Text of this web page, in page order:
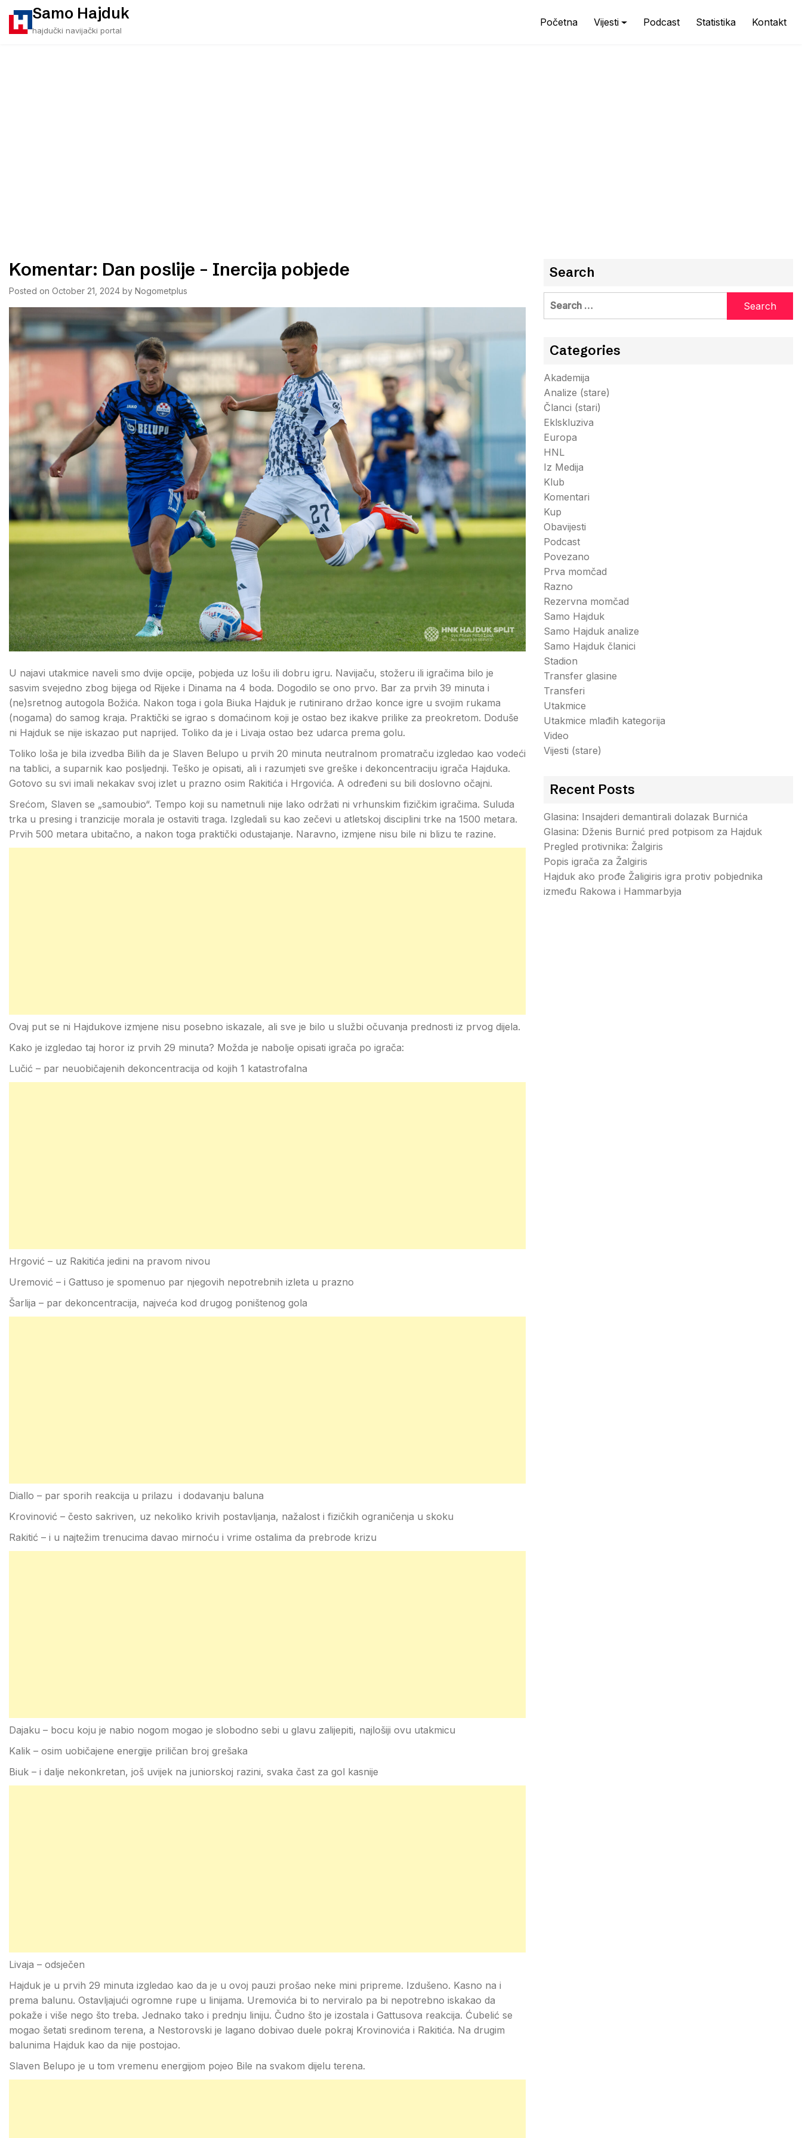
content
Samo Hajduk
hajdučki navijački portal
Početna Vijesti Podcast Statistika Kontakt
Komentar: Dan poslije – Inercija pobjede
Posted on October 21, 2024 by Nogometplus
U najavi utakmice naveli smo dvije opcije, pobjeda uz lošu ili dobru igru. Navijaču, stožeru ili igračima bilo je
sasvim svejedno zbog bijega od Rijeke i Dinama na 4 boda. Dogodilo se ono prvo. Bar za prvih 39 minuta i
(ne)sretnog autogola Božića. Nakon toga i gola Biuka Hajduk je rutinirano držao konce igre u svojim rukama
(nogama) do samog kraja. Praktički se igrao s domaćinom koji je ostao bez ikakve prilike za preokretom. Doduše
ni Hajduk se nije iskazao put naprijed. Toliko da je i Livaja ostao bez udarca prema golu.
Toliko loša je bila izvedba Bilih da je Slaven Belupo u prvih 20 minuta neutralnom promatraču izgledao kao vodeći
na tablici, a suparnik kao posljednji. Teško je opisati, ali i razumjeti sve greške i dekoncentraciju igrača Hajduka.
Gotovo su svi imali nekakav svoj izlet u prazno osim Rakitića i Hrgovića. A određeni su bili doslovno očajni.
Srećom, Slaven se „samoubio“. Tempo koji su nametnuli nije lako održati ni vrhunskim fizičkim igračima. Suluda
trka u presing i tranzicije morala je ostaviti traga. Izgledali su kao zečevi u atletskoj disciplini trke na 1500 metara.
Prvih 500 metara ubitačno, a nakon toga praktički odustajanje. Naravno, izmjene nisu bile ni blizu te razine.
Ovaj put se ni Hajdukove izmjene nisu posebno iskazale, ali sve je bilo u službi očuvanja prednosti iz prvog dijela.
Kako je izgledao taj horor iz prvih 29 minuta? Možda je nabolje opisati igrača po igrača:
Lučić – par neuobičajenih dekoncentracija od kojih 1 katastrofalna
Hrgović – uz Rakitića jedini na pravom nivou
Uremović – i Gattuso je spomenuo par njegovih nepotrebnih izleta u prazno
Šarlija – par dekoncentracija, najveća kod drugog poništenog gola
Diallo – par sporih reakcija u prilazu i dodavanju baluna
Krovinović – često sakriven, uz nekoliko krivih postavljanja, nažalost i fizičkih ograničenja u skoku
Rakitić – i u najtežim trenucima davao mirnoću i vrime ostalima da prebrode krizu
Dajaku – bocu koju je nabio nogom mogao je slobodno sebi u glavu zalijepiti, najlošiji ovu utakmicu
Kalik – osim uobičajene energije priličan broj grešaka
Biuk – i dalje nekonkretan, još uvijek na juniorskoj razini, svaka čast za gol kasnije
Livaja – odsječen
Hajduk je u prvih 29 minuta izgledao kao da je u ovoj pauzi prošao neke mini pripreme. Izdušeno. Kasno na i
prema balunu. Ostavljajući ogromne rupe u linijama. Uremovića bi to nerviralo pa bi nepotrebno iskakao da
pokaže i više nego što treba. Jednako tako i prednju liniju. Čudno što je izostala i Gattusova reakcija. Ćubelić se
mogao šetati sredinom terena, a Nestorovski je lagano dobivao duele pokraj Krovinovića i Rakitića. Na drugim
balunima Hajduk kao da nije postojao.
Slaven Belupo je u tom vremenu energijom pojeo Bile na svakom dijelu terena.
Search
Search
Categories
Akademija
Analize (stare)
Članci (stari)
Eklskluziva
Europa
HNL
Iz Medija
Klub
Komentari
Kup
Obavijesti
Podcast
Povezano
Prva momčad
Razno
Rezervna momčad
Samo Hajduk
Samo Hajduk analize
Samo Hajduk članici
Stadion
Transfer glasine
Transferi
Utakmice
Utakmice mlađih kategorija
Video
Vijesti (stare)
Recent Posts
Glasina: Insajderi demantirali dolazak Burnića
Glasina: Dženis Burnić pred potpisom za Hajduk
Pregled protivnika: Žalgiris
Popis igrača za Žalgiris
Hajduk ako prođe Žaligiris igra protiv pobjednika
između Rakowa i Hammarbyja